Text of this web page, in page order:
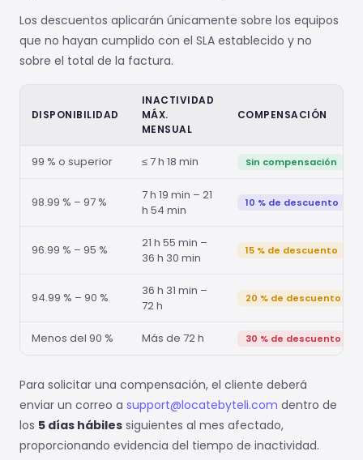
Los descuentos aplicarán únicamente sobre los equipos
que no hayan cumplido con el SLA establecido y no
sobre el total de la factura.
DISPONIBILIDAD
INACTIVIDAD
MÁX.
MENSUAL
COMPENSACIÓN
99 % o superior ≤ 7 h 18 min Sin compensación
98.99 % – 97 %
7 h 19 min – 21
h 54 min
10 % de descuento
96.99 % – 95 %
21 h 55 min –
36 h 30 min
15 % de descuento
94.99 % – 90 %
36 h 31 min –
72 h
20 % de descuento
Menos del 90 % Más de 72 h 30 % de descuento
Para solicitar una compensación, el cliente deberá
enviar un correo a support@locatebyteli.com dentro de
los 5 días hábiles siguientes al mes afectado,
proporcionando evidencia del tiempo de inactividad.